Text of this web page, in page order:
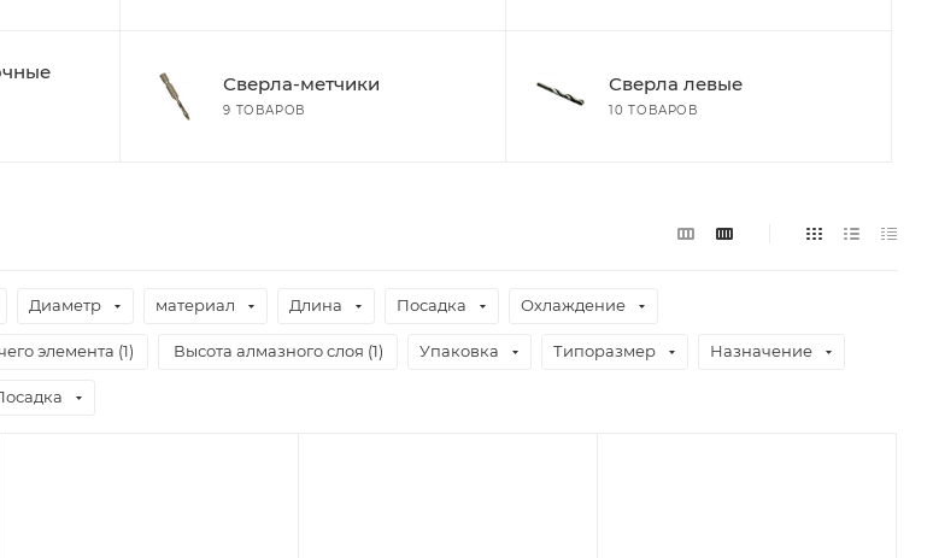
Сверла-метчики
9 ТОВАРОВ
Сверла левые
10 ТОВАРОВ
Диаметр материал Длина Посадка Охлаждение
элемента (1) Высота алмазного слоя (1) Упаковка Типоразмер Назначение